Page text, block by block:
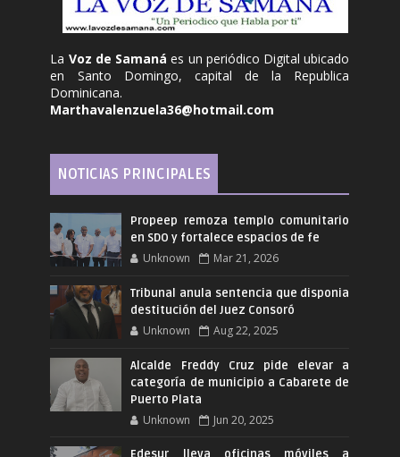
La Voz de Samanáes un periódico Digital ubicado
en Santo Domingo, capital de la Republica
Dominicana.
Marthavalenzuela36@hotmail.com
NOTICIAS PRINCIPALES
Propeep remoza templo comunitario
en SDO y fortalece espacios de fe
Unknown Mar 21, 2026
Tribunal anula sentencia que disponia
destitución del Juez Consoró
Unknown Aug 22, 2025
Alcalde Freddy Cruz pide elevar a
categoría de municipio a Cabarete de
Puerto Plata
Unknown Jun 20, 2025